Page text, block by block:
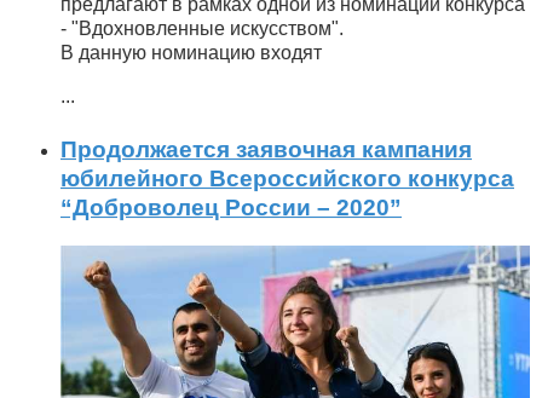
предлагают в рамках одной из номинаций конкурса
- "Вдохновленные искусством".
В данную номинацию входят
...
Продолжается заявочная кампания
юбилейного Всероссийского конкурса
“Доброволец России – 2020”